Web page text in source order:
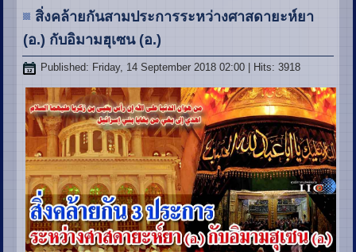
สิ่งคล้ายกันสามประการระหว่างศาสดายะห์ยา
(อ.) กับอิมามฮุเซน (อ.)
Published: Friday, 14 September 2018 02:00 | Hits: 3918